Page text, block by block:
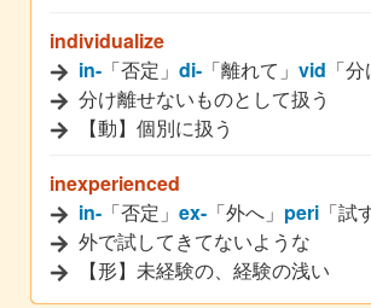
individualize
in- 「否定」 di- 「離れて」 vid 「
分け離せないものとして扱う
【動】個別に扱う
inexperienced
in- 「否定」 ex- 「外へ」 peri 「試
外で試してきてないような
【形】未経験の、経験の浅い